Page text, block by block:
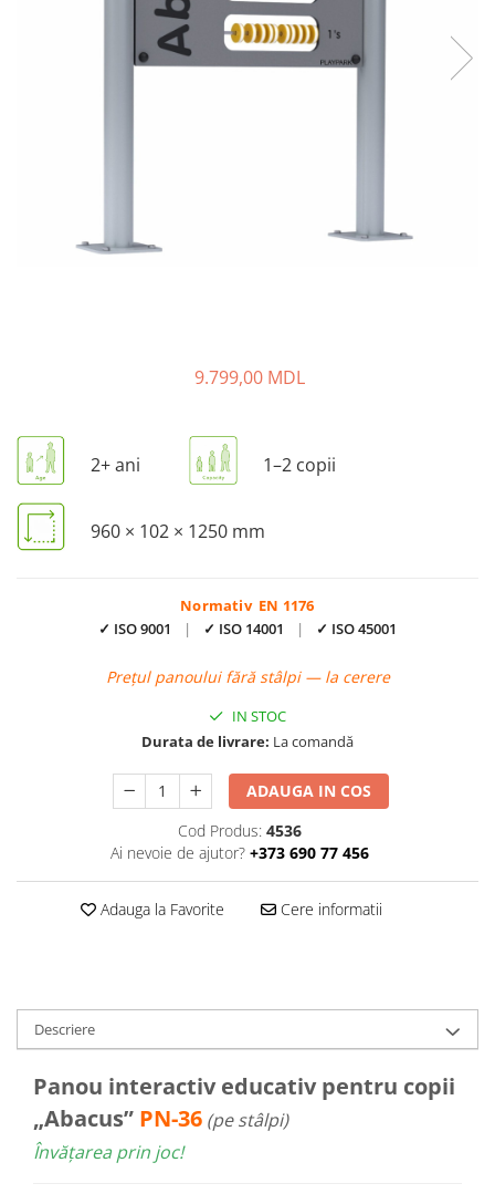
Pavilioane pentru grădinițe
9.799,00 MDL
2+ ani 1–2 copii
960 × 102 × 1250 mm
Normativ EN 1176
✓ ISO 9001
| ✓ ISO 14001 | ✓ ISO 45001
Prețul panoului fără stâlpi — la cerere
IN STOC
Durata de livrare: La comandă
ADAUGA IN COS
Cod Produs: 4536
Ai nevoie de ajutor? +373 690 77 456
Adauga la Favorite Cere informatii
Descriere
Panou interactiv educativ pentru copii
„Abacus” PN-36 (pe stâlpi)
Învățarea prin joc!